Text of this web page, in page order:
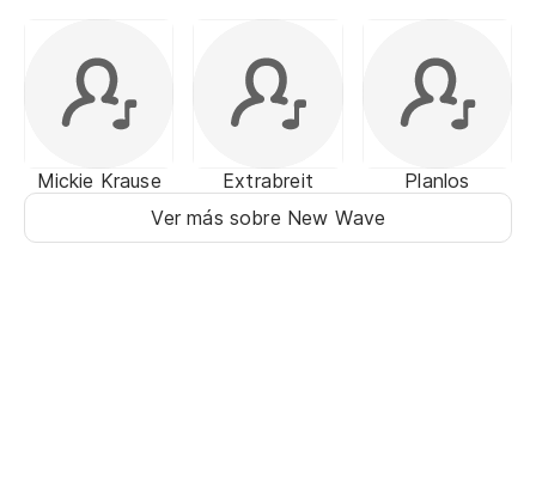
Mickie Krause Extrabreit
Planlos
Ver más sobre New Wave